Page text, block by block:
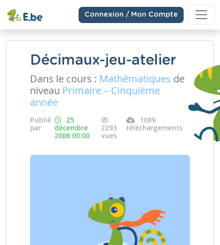
Connexion / Mon Compte
Décimaux-jeu-atelier
Dans le cours : Mathématiques de
niveau Primaire – Cinquième
année
Publié
par
25
décembre
2006 00:00
2293
vues
1089
téléchargements